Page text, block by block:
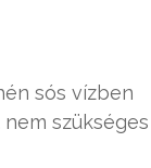
sós vízben
szükséges